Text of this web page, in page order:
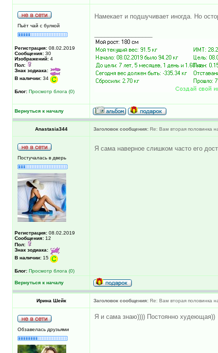
Пьёт чай с булкой
Регистрация: 08.02.2019
Сообщения: 30
Изображений: 4
Пол:
Знак зодиака:
В наличии: 34
Блог: Просмотр блога (0)
Намекает и подшучивает иногда. Но
Вернуться к началу
Anastasia344 Заголовок сообщения: Re: Вам вторая половинка
Постучалась в дверь
Регистрация: 08.02.2019
Сообщения: 12
Пол:
Знак зодиака:
В наличии: 15
Блог: Просмотр блога (0)
Я сама наверное слишком часто его
Вернуться к началу
Ирина Шейк Заголовок сообщения: Re: Вам вторая половинка
Обзавелась друзьями
Я и сама знаю)))) Постоянно худеющая))